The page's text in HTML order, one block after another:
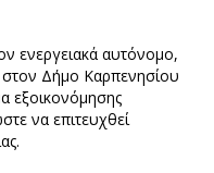
ενεργειακά αυτόνομο,
στον Δήμο Καρπενησίου
εξοικονόμησης
να επιτευχθεί